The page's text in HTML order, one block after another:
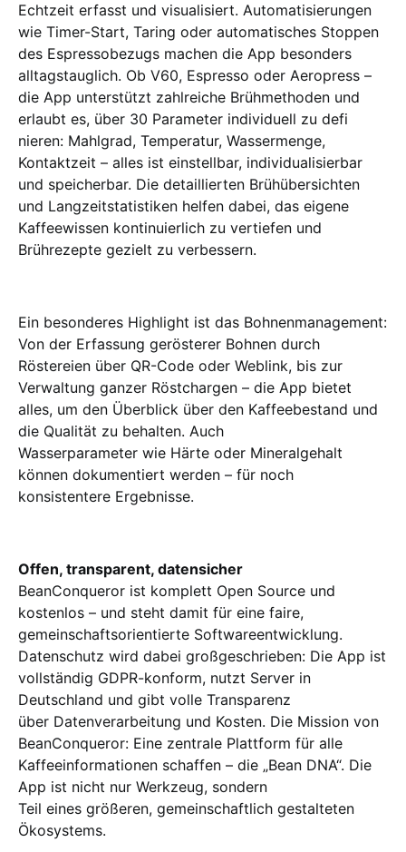
Echtzeit erfasst und visualisiert. Automatisierungen
wie Timer-Start, Taring oder automatisches Stoppen
des Espressobezugs machen die App besonders
alltagstauglich. Ob V60, Espresso oder Aeropress –
die App unterstützt zahlreiche Brühmethoden und
erlaubt es, über 30 Parameter individuell zu defi
nieren: Mahlgrad, Temperatur, Wassermenge,
Kontaktzeit – alles ist einstellbar, individualisierbar
und speicherbar. Die detaillierten Brühübersichten
und Langzeitstatistiken helfen dabei, das eigene
Kaffeewissen kontinuierlich zu vertiefen und
Brührezepte gezielt zu verbessern.
Ein besonderes Highlight ist das Bohnenmanagement:
Von der Erfassung gerösterer Bohnen durch
Röstereien über QR-Code oder Weblink, bis zur
Verwaltung ganzer Röstchargen – die App bietet
alles, um den Überblick über den Kaffeebestand und
die Qualität zu behalten. Auch
Wasserparameter wie Härte oder Mineralgehalt
können dokumentiert werden – für noch
konsistentere Ergebnisse.
Offen, transparent, datensicher
BeanConqueror ist komplett Open Source und
kostenlos – und steht damit für eine faire,
gemeinschaftsorientierte Softwareentwicklung.
Datenschutz wird dabei großgeschrieben: Die App ist
vollständig GDPR-konform, nutzt Server in
Deutschland und gibt volle Transparenz
über Datenverarbeitung und Kosten. Die Mission von
BeanConqueror: Eine zentrale Plattform für alle
Kaffeeinformationen schaffen – die „Bean DNA“. Die
App ist nicht nur Werkzeug, sondern
Teil eines größeren, gemeinschaftlich gestalteten
Ökosystems.